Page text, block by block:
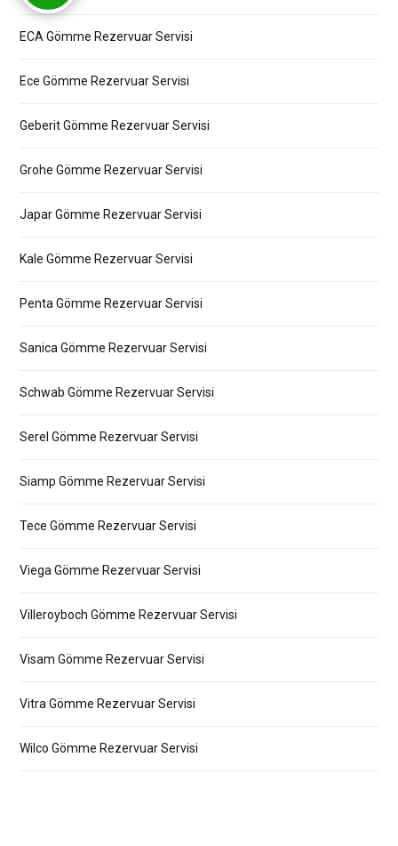
ECA Gömme Rezervuar Servisi
Ece Gömme Rezervuar Servisi
Geberit Gömme Rezervuar Servisi
Grohe Gömme Rezervuar Servisi
Japar Gömme Rezervuar Servisi
Kale Gömme Rezervuar Servisi
Penta Gömme Rezervuar Servisi
Sanica Gömme Rezervuar Servisi
Schwab Gömme Rezervuar Servisi
Serel Gömme Rezervuar Servisi
Siamp Gömme Rezervuar Servisi
Tece Gömme Rezervuar Servisi
Viega Gömme Rezervuar Servisi
Villeroyboch Gömme Rezervuar Servisi
Visam Gömme Rezervuar Servisi
Vitra Gömme Rezervuar Servisi
Wilco Gömme Rezervuar Servisi